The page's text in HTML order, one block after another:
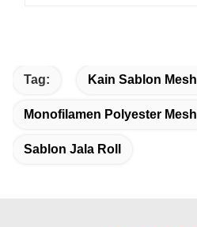
Tag: Kain Sablon Mesh
Monofilamen Polyester Mesh
Sablon Jala Roll